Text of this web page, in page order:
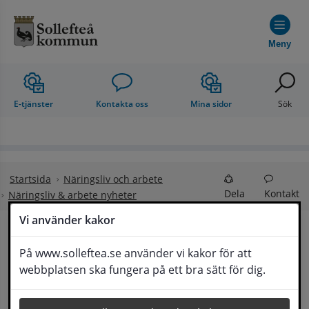
Vi använder kakor
På www.solleftea.se använder vi kakor för att
webbplatsen ska fungera på ett bra sätt för dig.
Meny
E-tjänster Kontakta oss Mina sidor Sök
Startsida
Näringsliv och arbete
Näringsliv & arbete nyheter
Dela Kontakt
Höga Kusten
Företagsmässa 2026 i Kramfors ställs in